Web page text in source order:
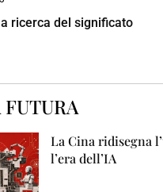
ricerca del significato
La Cina ridisegna
l’era dell’IA